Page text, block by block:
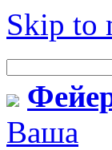
Skip to
Форма
Ваша